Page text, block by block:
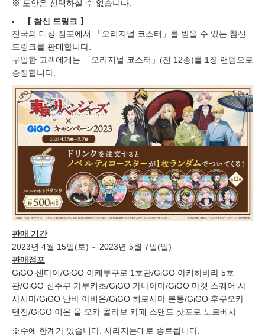
※ 도안은 선택하실 수 없습니다.
【 참신 드링크 】
전국의 대상 점포에서 「오리지널 코스터」를 받을 수 있는 참신
드링크를 판매합니다.
구입한 고객에게는 「오리지널 코스터」(전 12종)를 1장 랜덤으로
증정합니다.
판매 기간
2023년 4월 15일(토)～ 2023년 5월 7일(일)
판매점포
GiGO 센다이/GiGO 이케부쿠로 1호관/GiGO 아키하바라 5호
관/GiGO 신주쿠 가부키초/GiGO 가나야마/GiGO 마켓 스퀘어 사
사시마/GiGO 난바 아비온/GiGO 히로시마 본통/GiGO 후쿠오카
텐진/GiGO 이온 몰 오카 콜라보 카페 스탠드 삿포로 노르베사
※수에 한계가 있습니다. 사라지는대로 종료됩니다.